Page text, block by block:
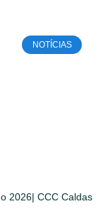
NOTÍCIAS
2026| CCC Caldas